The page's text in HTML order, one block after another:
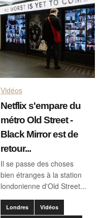
Vidéos
Netflix s'empare du
métro Old Street -
Black Mirror est de
retour...
Il se passe des choses
bien étranges à la station
londonienne d'Old Street...
Londres Vidéos